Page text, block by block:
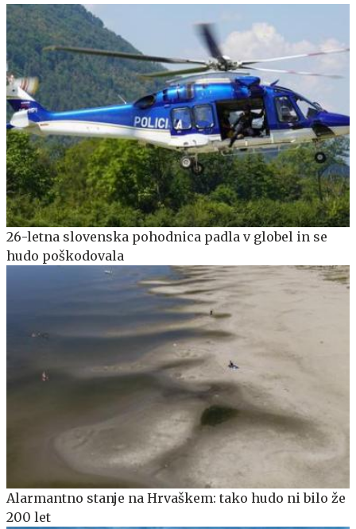
26-letna slovenska pohodnica padla v globel in se
hudo poškodovala
Alarmantno stanje na Hrvaškem: tako hudo ni bilo že
200 let